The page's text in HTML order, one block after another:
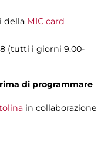
della MIC card
(tutti i giorni 9.00-
di programmare
in collaborazione